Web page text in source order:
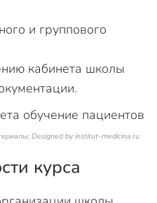
и группового
кабинета школы
Designed by institut-medicina.ru
курса